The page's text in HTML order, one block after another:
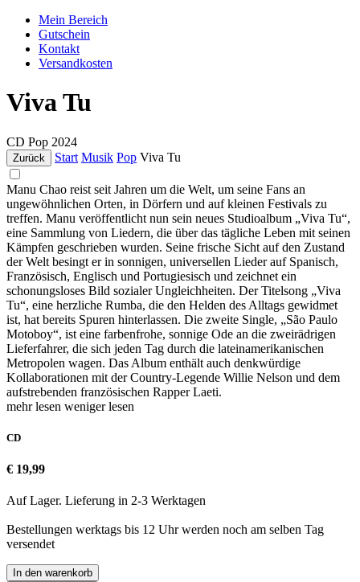
Mein Bereich
Gutschein
Kontakt
Versandkosten
Viva Tu
CD Pop 2024
Zurück Start Musik Pop Viva Tu
Manu Chao reist seit Jahren um die Welt, um seine Fans an
ungewöhnlichen Orten, in Dörfern und auf kleinen Festivals zu
treffen. Manu veröffentlicht nun sein neues Studioalbum „Viva Tu“,
eine Sammlung von Liedern, die über das tägliche Leben mit seinen
Kämpfen geschrieben wurden. Seine frische Sicht auf den Zustand
der Welt besingt er in sonnigen, universellen Lieder auf Spanisch,
Französisch, Englisch und Portugiesisch und zeichnet ein
schonungsloses Bild sozialer Ungleichheiten. Der Titelsong „Viva
Tu“, eine herzliche Rumba, die den Helden des Alltags gewidmet
ist, hat bereits Spuren hinterlassen. Die zweite Single, „São Paulo
Motoboy“, ist eine farbenfrohe, sonnige Ode an die zweirädrigen
Lieferfahrer, die sich jeden Tag durch die lateinamerikanischen
Metropolen wagen. Das Album enthält auch denkwürdige
Kollaborationen mit der Country-Legende Willie Nelson und dem
aufstrebenden französischen Rapper Laeti.
mehr lesen weniger lesen
CD
€ 19,99
Auf Lager. Lieferung in 2-3 Werktagen
Bestellungen werktags bis 12 Uhr werden noch am selben Tag
versendet
In den warenkorb